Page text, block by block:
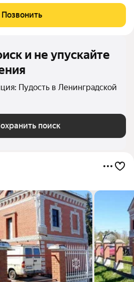
10/22 доли (28,1м2) в Таун-
Земельный
Позвонить
и не упускайте
Пудость в Ленинградской
поиск